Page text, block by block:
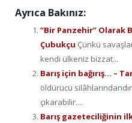
Ayrıca Bakınız:
“Bir Panzehir” Olarak
Çubukçu Çünkü
kendi ülkeniz bizzat...
Barış için bağırış… –
öldürücü
çıkarabilir....
Barış gazeteciliğinin